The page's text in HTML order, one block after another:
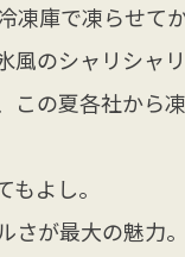
凍庫で凍らせて
のシャリシャリ
この夏各社から
よし。
が最大の魅力。